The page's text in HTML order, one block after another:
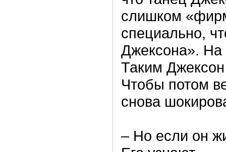
слишком
специально,
Джексона». На
Таким
Чтобы потом
снова
– Но если он